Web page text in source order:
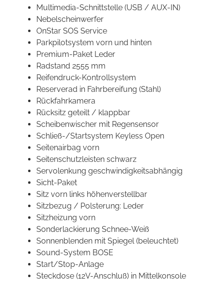
Multimedia-Schnittstelle (USB / AUX-IN)
Nebelscheinwerfer
OnStar SOS Service
Parkpilotsystem vorn und hinten
Premium-Paket Leder
Radstand 2555 mm
Reifendruck-Kontrollsystem
Reserverad in Fahrbereifung (Stahl)
Rückfahrkamera
Rücksitz geteilt / klappbar
Scheibenwischer mit Regensensor
Schließ-/Startsystem Keyless Open
Seitenairbag vorn
Seitenschutzleisten schwarz
Servolenkung geschwindigkeitsabhängig
Sicht-Paket
Sitz vorn links höhenverstellbar
Sitzbezug / Polsterung: Leder
Sitzheizung vorn
Sonderlackierung Schnee-Weiß
Sonnenblenden mit Spiegel (beleuchtet)
Sound-System BOSE
Start/Stop-Anlage
Steckdose (12V-Anschluß) in Mittelkonsole